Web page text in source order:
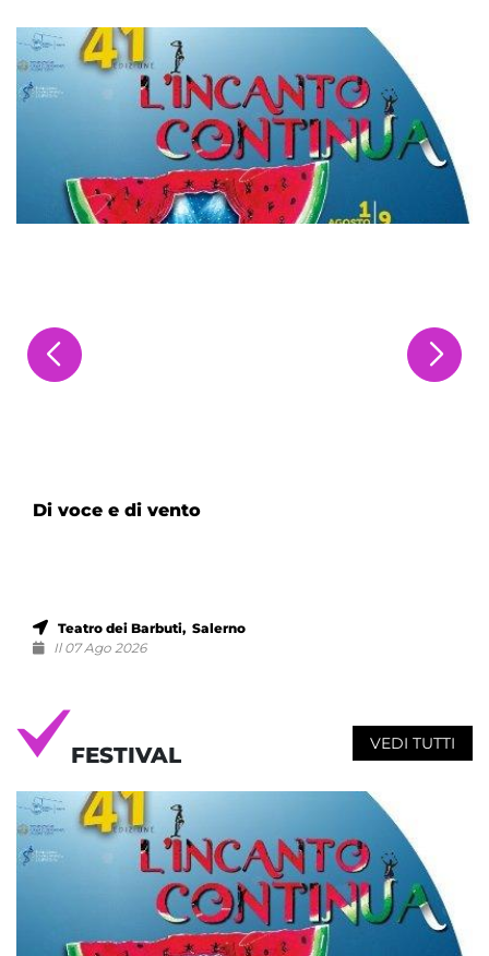
Di voce e di vento
Teatro dei Barbuti, Salerno
Il 07 Ago 2026
FESTIVAL VEDI TUTTI